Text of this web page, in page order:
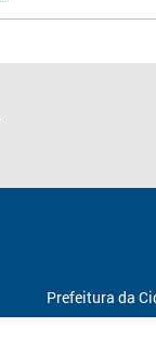
Prefeitura da